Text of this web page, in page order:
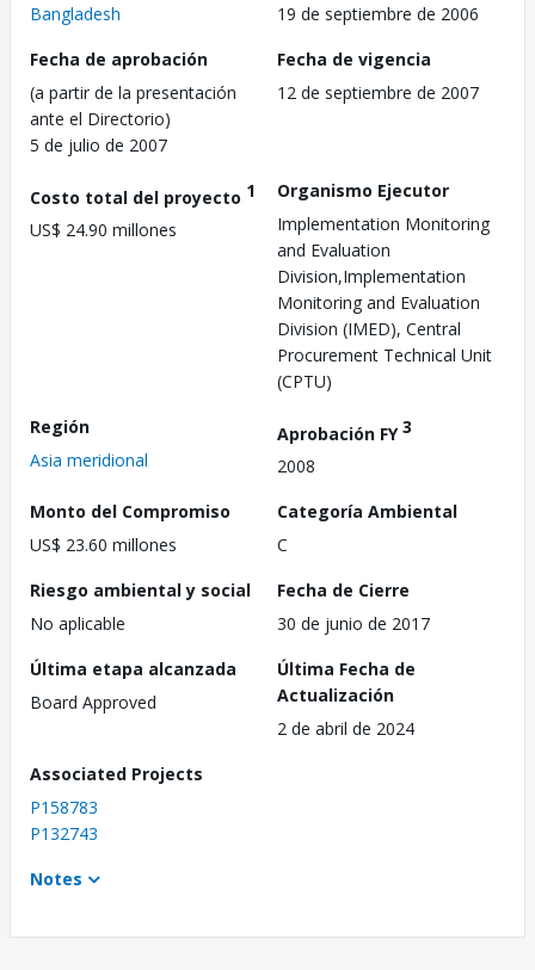
Bangladesh
19 de septiembre de 2006
Fecha de aprobación
(a partir de la presentación
ante el Directorio)
5 de julio de 2007
Fecha de vigencia
12 de septiembre de 2007
Costo total del proyecto 1
US$ 24.90 millones
Organismo Ejecutor
Implementation Monitoring
and Evaluation
Division,Implementation
Monitoring and Evaluation
Division (IMED), Central
Procurement Technical Unit
(CPTU)
Región
Asia meridional
Aprobación FY3
2008
Monto del Compromiso
US$ 23.60 millones
Categoría Ambiental
C
Riesgo ambiental y social
No aplicable
Fecha de Cierre
30 de junio de 2017
Última etapa alcanzada
Board Approved
Última Fecha de
Actualización
2 de abril de 2024
Associated Projects
P158783
P132743
Notes